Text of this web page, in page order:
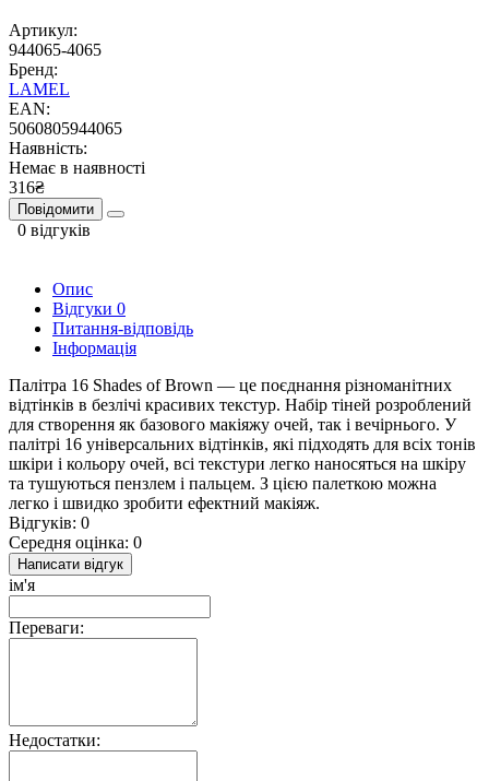
Артикул:
944065-4065
Бренд:
LAMEL
EAN:
5060805944065
Наявність:
Немає в наявності
316₴
Повідомити
0 відгуків
Опис
Відгуки 0
Питання-відповідь
Інформація
Палітра 16 Shades of Brown — це поєднання різноманітних
відтінків в безлічі красивих текстур. Набір тіней розроблений
для створення як базового макіяжу очей, так і вечірнього. У
палітрі 16 універсальних відтінків, які підходять для всіх тонів
шкіри і кольору очей, всі текстури легко наносяться на шкіру
та тушуються пензлем і пальцем. З цією палеткою можна
легко і швидко зробити ефектний макіяж.
Відгуків: 0
Середня оцінка: 0
Написати відгук
ім'я
Переваги:
Недостатки: